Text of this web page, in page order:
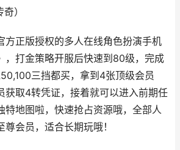
）
方正版授权的多人在线角色扮演手机
，打金策略开服后快速到80级，完成
三挡都买，拿到4张顶级会员
获取4转凭证，接着就可以进入前期任
特地图啦，快速抢占资源哦，全部人
会员，适合长期玩哦！